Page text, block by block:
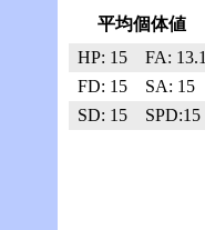
平均個体値
HP: 15
FA: 13.1
FD: 15
SA: 15
SD: 15
SPD:15